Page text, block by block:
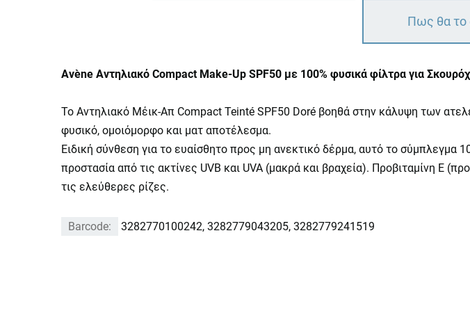
Πως θα το
Avène Αντηλιακό Compact Make-Up SPF50 με 100% φυσικά φίλτρα για
Το Αντηλιακό Μέικ-Απ Compact Teinté SPF50 Doré βοηθά στην κάλυψη των
φυσικό, ομοιόμορφο και ματ αποτέλεσμα.
Ειδική σύνθεση για το ευαίσθητο προς μη ανεκτικό δέρμα, αυτό το
προστασία από τις ακτίνες UVB και UVA (μακρά και βραχεία). Προβιταμίνη Ε
τις ελεύθερες ρίζες.
Barcode: 3282770100242, 3282779043205, 3282779241519